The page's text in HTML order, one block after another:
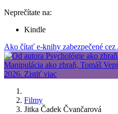
Neprečítate na:
Kindle
Ako čítať e-knihy zabezpečené
Filmy
Jitka Čadek Čvančarová